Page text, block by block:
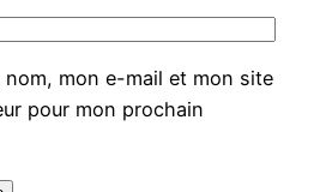
nom, mon e-mail et mon site
pour mon prochain